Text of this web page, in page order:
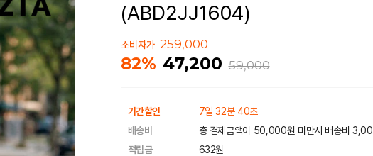
(ABD2JJ1604)
소비자가 259,000
82% 47,200 59,000
기간할인
7일 32분 40초
배송비
총 결제금액이 50,000원 미만시 배송비
적립금
632원